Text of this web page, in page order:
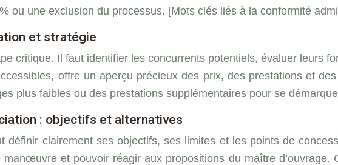
ou une exclusion du processus. [Mots clés liés à la conformité
et stratégie
critique. Il faut identifier les concurrents potentiels, évaluer leurs
offre un aperçu précieux des prix, des prestations et
plus faibles ou des prestations supplémentaires pour se
: objectifs et alternatives
définir clairement ses objectifs, ses limites et les points de
et pouvoir réagir aux propositions du maître